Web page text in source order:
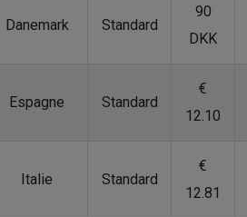
Danemark Standard
90
DKK
Espagne Standard
€
12.10
Italie Standard
€
12.81